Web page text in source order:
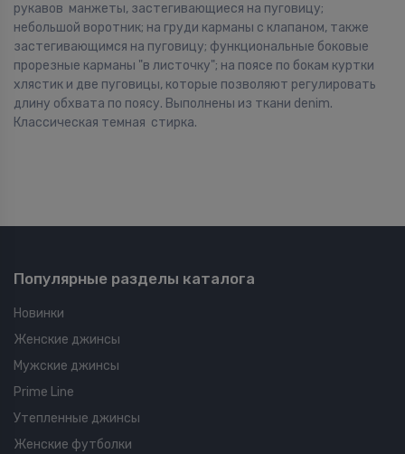
рукавов манжеты, застегивающиеся на пуговицу;
небольшой воротник; на груди карманы с клапаном, также
застегивающимся на пуговицу; функциональные боковые
прорезные карманы "в листочку"; на поясе по бокам куртки
хлястик и две пуговицы, которые позволяют регулировать
длину обхвата по поясу. Выполнены из ткани denim.
Классическая темная стирка.
Популярные разделы каталога
Новинки
Женские джинсы
Мужские джинсы
Prime Line
Утепленные джинсы
Женские футболки